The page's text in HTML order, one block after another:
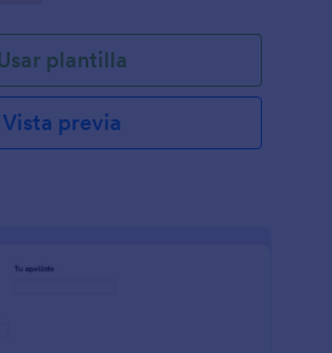
plantilla
Vista previa